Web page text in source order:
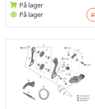
På lager
På lager